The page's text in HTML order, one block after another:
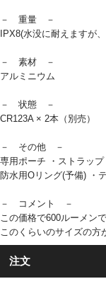
－ 重量 －
IPX8(水没に耐えますが
－ 素材 －
アルミニウム
－ 状態 －
CR123A × 2本（別売）
－ その他 －
専用ポーチ ・ストラッ
防水用Oリング(予備) ・
－ コメント －
この価格で600ルーメン
このくらいのサイズの方
注文